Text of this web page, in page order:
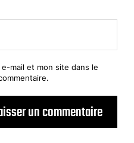
mail et mon site dans le